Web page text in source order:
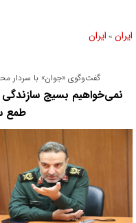
ايران » ايران
گفت‌وگوی «جوان» با سردار
نمی‌خواهیم بسیج
طمع